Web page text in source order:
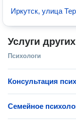
Иркутск, улица
Услуги
Психологи
Консультация
Семейное